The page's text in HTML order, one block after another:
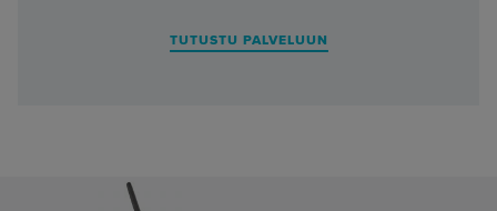
TUTUSTU PALVELUUN